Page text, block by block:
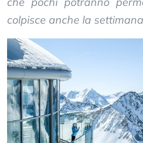
colpisce anche la